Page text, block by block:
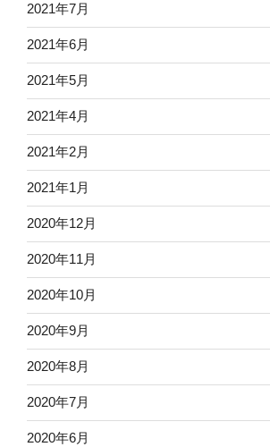
2021年7月
2021年6月
2021年5月
2021年4月
2021年2月
2021年1月
2020年12月
2020年11月
2020年10月
2020年9月
2020年8月
2020年7月
2020年6月